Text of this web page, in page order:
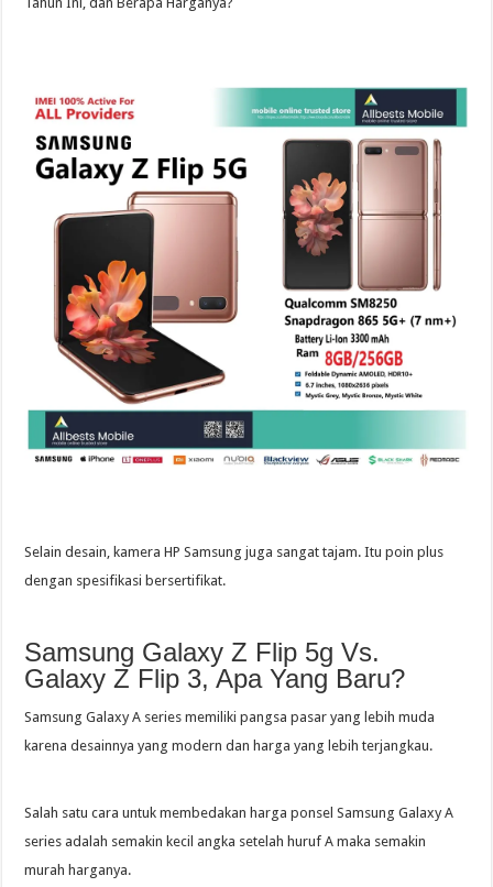
Selain desain, kamera HP Samsung juga sangat tajam. Itu poin plus
dengan spesifikasi bersertifikat.
Samsung Galaxy Z Flip 5g Vs.
Galaxy Z Flip 3, Apa Yang Baru?
Samsung Galaxy A series memiliki pangsa pasar yang lebih muda
karena desainnya yang modern dan harga yang lebih terjangkau.
Salah satu cara untuk membedakan harga ponsel Samsung Galaxy A
series adalah semakin kecil angka setelah huruf A maka semakin
murah harganya.